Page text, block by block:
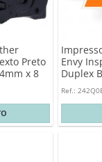
Preto
x 8
Envy
Duplex
Ref.: